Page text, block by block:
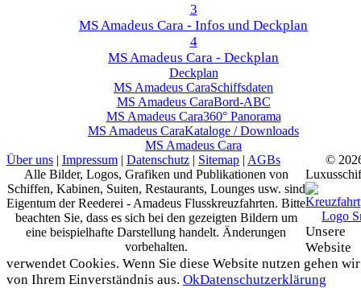
3
MS Amadeus Cara - Infos und Deckplan
4
MS Amadeus Cara - Deckplan
Deckplan
MS Amadeus CaraSchiffsdaten
MS Amadeus CaraBord-ABC
MS Amadeus Cara360° Panorama
MS Amadeus CaraKataloge / Downloads
MS Amadeus Cara
Über uns | Impressum | Datenschutz | Sitemap | AGBs
Alle Bilder, Logos, Grafiken und Publikationen von
Schiffen, Kabinen, Suiten, Restaurants, Lounges usw. sind
Eigentum der Reederei - Amadeus Flusskreuzfahrten. Bitte
beachten Sie, dass es sich bei den gezeigten Bildern um
eine beispielhafte Darstellung handelt. Änderungen
vorbehalten.
©
Unsere
Website
verwendet Cookies. Wenn Sie diese Website nutzen gehen wir
von Ihrem Einverständnis aus. OkDatenschutzerklärung